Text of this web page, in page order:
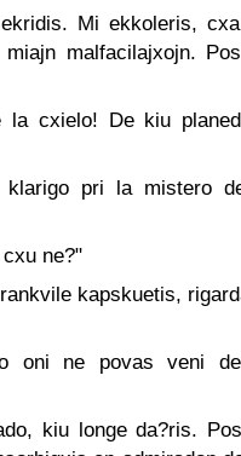
Mi ekkoleris,
malfacilajxojn.
la cxielo! De kiu
pri la mistero
ne?"
kapskuetis,
oni ne povas veni
kiu longe da?ris.